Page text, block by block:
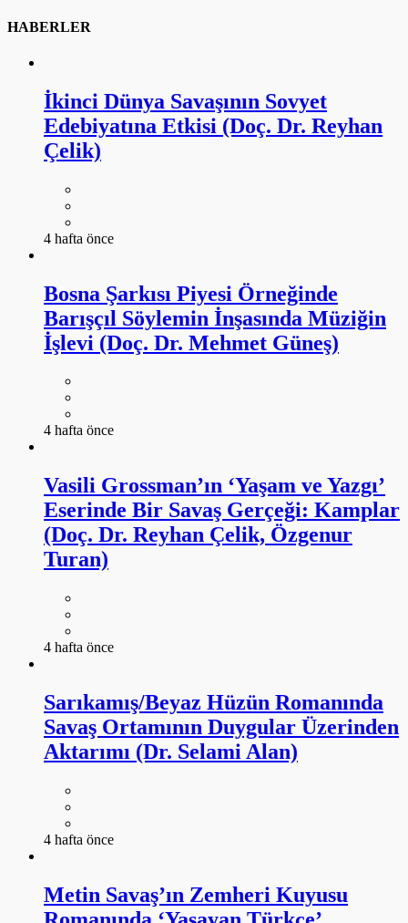
HABERLER
İkinci Dünya Savaşının Sovyet
Edebiyatına Etkisi (Doç. Dr. Reyhan
Çelik)
4 hafta önce
Bosna Şarkısı Piyesi Örneğinde
Barışçıl Söylemin İnşasında Müziğin
İşlevi (Doç. Dr. Mehmet Güneş)
4 hafta önce
Vasili Grossman’ın ‘Yaşam ve Yazgı’
Eserinde Bir Savaş Gerçeği: Kamplar
(Doç. Dr. Reyhan Çelik, Özgenur
Turan)
4 hafta önce
Sarıkamış/Beyaz Hüzün Romanında
Savaş Ortamının Duygular Üzerinden
Aktarımı (Dr. Selami Alan)
4 hafta önce
Metin Savaş’ın Zemheri Kuyusu